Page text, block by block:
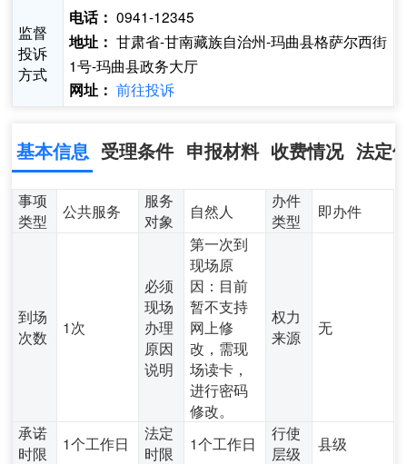
监督
投诉
方式
电话： 0941-12345
地址： 甘肃省-甘南藏族自治州-玛曲县格萨尔西街
1号-玛曲县政务大厅
网址： 前往投诉
基本信息 受理条件 申报材料 收费情况 法定
事项
类型
公共服务
服务
对象
自然人
办件
类型
即办件
到场
次数
1次
必须
现场
办理
原因
说明
第一次到
现场原
因：目前
暂不支持
网上修
改，需现
场读卡，
进行密码
修改。
权力
来源
无
承诺
时限
1个工作日
法定
时限
1个工作日
行使
层级
县级